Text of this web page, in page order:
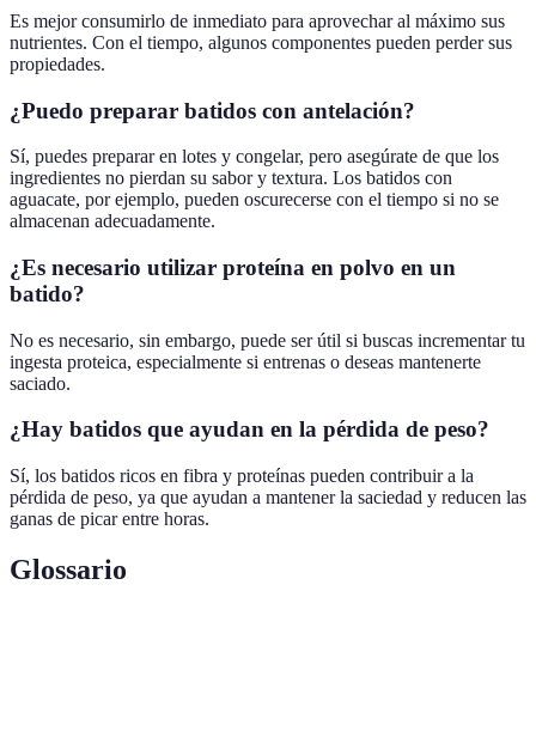
Es mejor consumirlo de inmediato para aprovechar al máximo sus
nutrientes. Con el tiempo, algunos componentes pueden perder sus
propiedades.
¿Puedo preparar batidos con antelación?
Sí, puedes preparar en lotes y congelar, pero asegúrate de que los
ingredientes no pierdan su sabor y textura. Los batidos con
aguacate, por ejemplo, pueden oscurecerse con el tiempo si no se
almacenan adecuadamente.
¿Es necesario utilizar proteína en polvo en un
batido?
No es necesario, sin embargo, puede ser útil si buscas incrementar tu
ingesta proteica, especialmente si entrenas o deseas mantenerte
saciado.
¿Hay batidos que ayudan en la pérdida de peso?
Sí, los batidos ricos en fibra y proteínas pueden contribuir a la
pérdida de peso, ya que ayudan a mantener la saciedad y reducen las
ganas de picar entre horas.
Glossario